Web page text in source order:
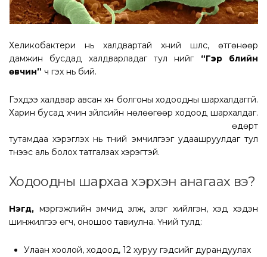
Хеликобактери нь халдвартай хүний шүлс, өтгөнөөр
дамжин бусдад халдварладаг тул үүнийг “Гэр бүлийн
өвчин” ч гэх нь бий.
Гэхдээ халдвар авсан хүн болгоны ходоодны шархалдаггүй.
Харин бусад хүчин зүйлсийн нөлөөгөөр ходоод шархалдаг.
өдөрт
тутамдаа хэрэглэх нь түүний эмчилгээг удаашруулдаг тул
түүнээс аль болох татгалзах хэрэгтэй.
Ходоодны шархаа хэрхэн анагаах вэ?
Нэгд, мэргэжлийн эмчид үзүүлж, үзлэг хийлгэн, хэд хэдэн
шинжилгээ өгч, оношоо тавиулна. Үүний тулд:
Улаан хоолой, ходоод, 12 хуруу гэдсийг дурандуулах